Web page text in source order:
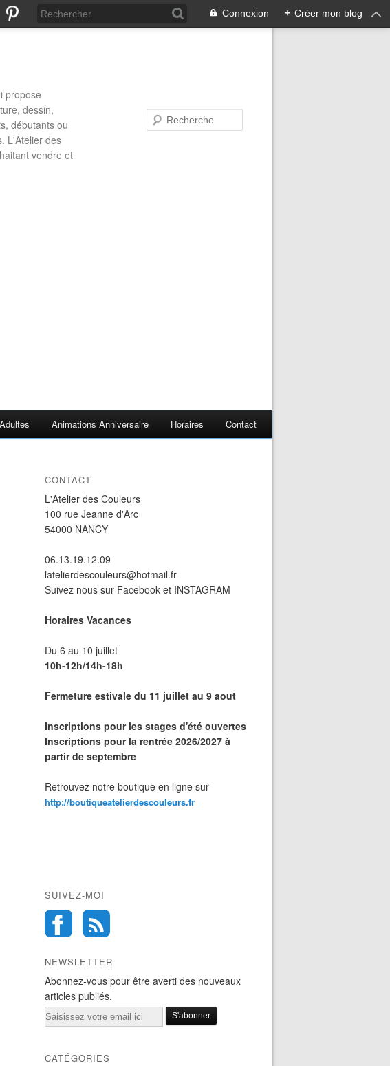
Connexion + Créer mon blog
propose
dessin,
débutants ou
L'Atelier des
vendre et
Animations Anniversaire Horaires Contact
CONTACT
L'Atelier des Couleurs
100 rue Jeanne d'Arc
54000 NANCY
06.13.19.12.09
latelierdescouleurs@hotmail.fr
Suivez nous sur Facebook et INSTAGRAM
Horaires Vacances
Du 6 au 10 juillet
10h-12h/14h-18h
Fermeture estivale du 11 juillet au 9 aout
Inscriptions pour les stages d'été ouvertes
Inscriptions pour la rentrée 2026/2027 à
partir de septembre
Retrouvez notre boutique en ligne sur
http://boutiqueatelierdescouleurs.fr
SUIVEZ-MOI
NEWSLETTER
Abonnez-vous pour être averti des nouveaux
articles publiés.
Email
CATÉGORIES